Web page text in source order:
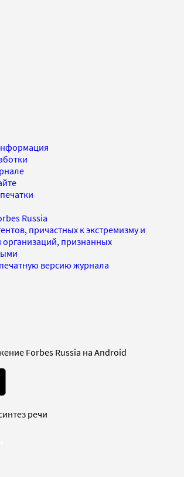
Russia
причастных к экстремизму и
организаций, признанных
версию журнала
Forbes Russia на Android
речи